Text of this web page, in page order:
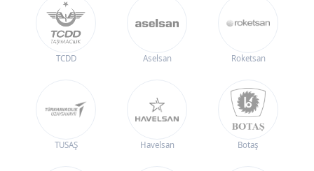
TCDD Aselsan Roketsan
TUSAŞ Havelsan Botaş